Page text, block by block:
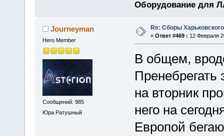
Оборудование для
Journeyman
Hero Member
Сообщений: 985
Юра Ратушный
Re: Сборы
« Ответ #469 : 12 Февраля
В общем,
Пренебрегать
на вторник
него на
Европой